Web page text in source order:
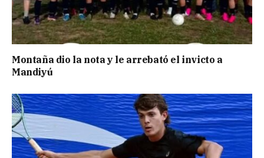
Montaña dio la nota y le arrebató el invicto a
Mandiyú